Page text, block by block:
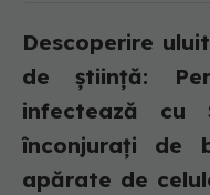
Descoperire
de știință:
infectează cu
înconjurați de
apărate de